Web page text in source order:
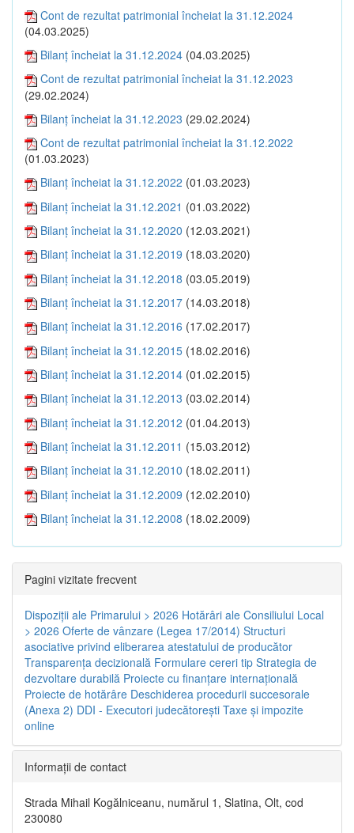
Cont de rezultat patrimonial încheiat la 31.12.2024
(04.03.2025)
Bilanţ încheiat la 31.12.2024 (04.03.2025)
Cont de rezultat patrimonial încheiat la 31.12.2023
(29.02.2024)
Bilanţ încheiat la 31.12.2023 (29.02.2024)
Cont de rezultat patrimonial încheiat la 31.12.2022
(01.03.2023)
Bilanţ încheiat la 31.12.2022 (01.03.2023)
Bilanţ încheiat la 31.12.2021 (01.03.2022)
Bilanţ încheiat la 31.12.2020 (12.03.2021)
Bilanţ încheiat la 31.12.2019 (18.03.2020)
Bilanţ încheiat la 31.12.2018 (03.05.2019)
Bilanţ încheiat la 31.12.2017 (14.03.2018)
Bilanţ încheiat la 31.12.2016 (17.02.2017)
Bilanţ încheiat la 31.12.2015 (18.02.2016)
Bilanţ încheiat la 31.12.2014 (01.02.2015)
Bilanţ încheiat la 31.12.2013 (03.02.2014)
Bilanţ încheiat la 31.12.2012 (01.04.2013)
Bilanţ încheiat la 31.12.2011 (15.03.2012)
Bilanţ încheiat la 31.12.2010 (18.02.2011)
Bilanţ încheiat la 31.12.2009 (12.02.2010)
Bilanţ încheiat la 31.12.2008 (18.02.2009)
Pagini vizitate frecvent
Dispoziţii ale Primarului > 2026 Hotărâri ale Consiliului Local
> 2026 Oferte de vânzare (Legea 17/2014) Structuri
asociative privind eliberarea atestatului de producător
Transparenţa decizională Formulare cereri tip Strategia de
dezvoltare durabilă Proiecte cu finanţare internaţională
Proiecte de hotărâre Deschiderea procedurii succesorale
(Anexa 2) DDI - Executori judecătorești Taxe şi impozite
online
Informaţii de contact
Strada Mihail Kogălniceanu, numărul 1, Slatina, Olt, cod
230080